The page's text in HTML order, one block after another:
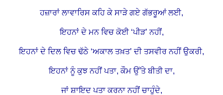
ਹਜ਼ਾਰਾਂ ਲਾਵਾਰਿਸ ਕਹਿ ਕੇ ਸਾੜੇ ਗਏ ਗੱਭਰੂਆਂ ਲਈ,
ਇਹਨਾਂ ਦੇ ਮਨ ਵਿਚ ਕੋਈ ‘ਪੀੜ’ ਨਹੀਂ,
ਇਹਨਾਂ ਦੇ ਦਿਲ ਵਿਚ ਢੱਠੇ ‘ਅਕਾਲ ਤਖ਼ਤ’ ਦੀ ਤਸਵੀਰ ਨਹੀਂ ਉਕਰੀ,
ਇਹਨਾਂ ਨੂੰ ਕੁਝ ਨਹੀਂ ਪਤਾ, ਕੌਮ ਉੱਤੇ ਬੀਤੀ ਦਾ,
ਜਾਂ ਸ਼ਾਇਦ ਪਤਾ ਕਰਨਾ ਨਹੀਂ ਚਾਹੁੰਦੇ,